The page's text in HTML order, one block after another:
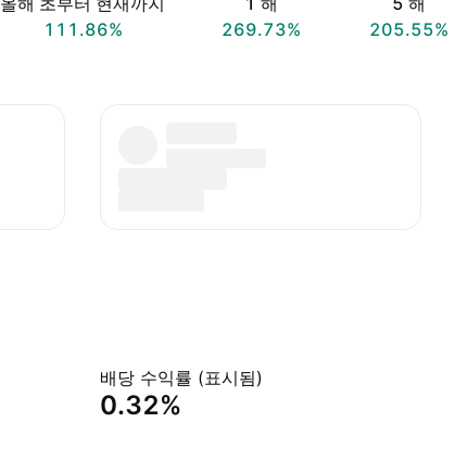
111.86%
269.73%
205.55%
배당 수익률 (표시됨)
0.32%